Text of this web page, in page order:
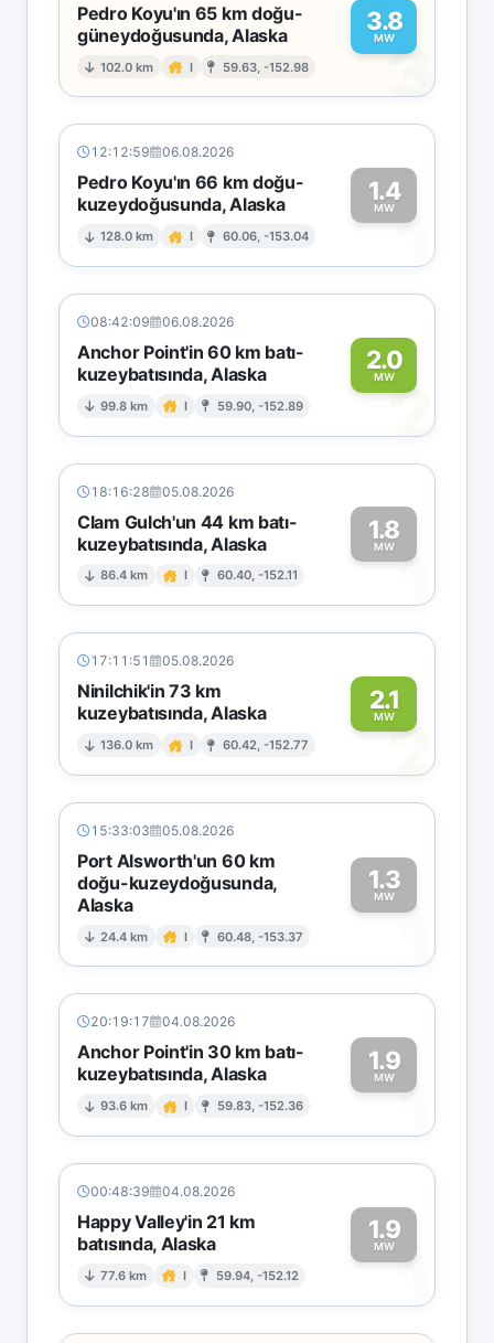
Pedro Koyu'ın 65 km doğu-
güneydoğusunda, Alaska
102.0 km I 59.63, -152.98
3.8
MW
3
12:12:59 06.08.2026
Pedro Koyu'ın 66 km doğu-
kuzeydoğusunda, Alaska
128.0 km I 60.06, -153.04
1.4
MW1
08:42:09 06.08.2026
Anchor Point'in 60 km batı-
kuzeybatısında, Alaska
99.8 km I 59.90, -152.89
2.0
MW
2
18:16:28 05.08.2026
Clam Gulch'un 44 km batı-
kuzeybatısında, Alaska
86.4 km I 60.40, -152.11
1.8
MW1
17:11:51 05.08.2026
Ninilchik'in 73 km
kuzeybatısında, Alaska
136.0 km I 60.42, -152.77
2.1
MW2
15:33:03 05.08.2026
Port Alsworth'un 60 km
doğu-kuzeydoğusunda,
Alaska
24.4 km I 60.48, -153.37
1.3
MW
1
20:19:17 04.08.2026
Anchor Point'in 30 km batı-
kuzeybatısında, Alaska
93.6 km I 59.83, -152.36
1.9
MW1
00:48:39 04.08.2026
Happy Valley'in 21 km
batısında, Alaska
77.6 km I 59.94, -152.12
1.9
MW1